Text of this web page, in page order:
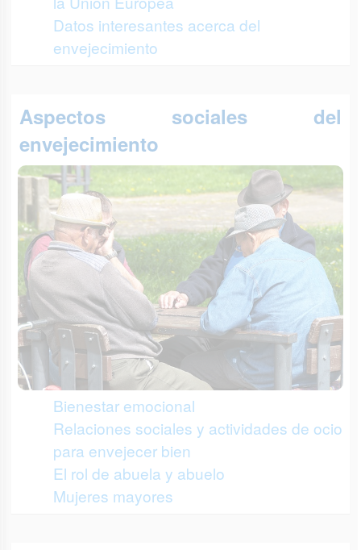
Datos interesantes acerca del
envejecimiento
Aspectos sociales del
envejecimiento
Bienestar emocional
Relaciones sociales y actividades de ocio
para envejecer bien
El rol de abuela y abuelo
Mujeres mayores